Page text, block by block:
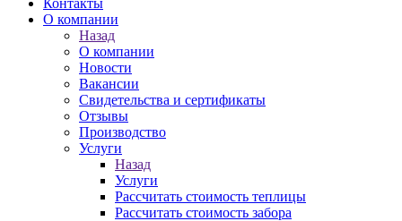
Контакты
О компании
Назад
О компании
Новости
Вакансии
Свидетельства и сертификаты
Отзывы
Производство
Услуги
Назад
Услуги
Рассчитать стоимость теплицы
Рассчитать стоимость забора